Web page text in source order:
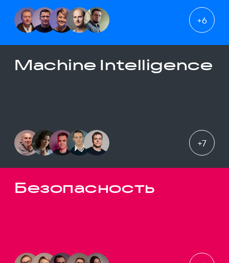
+6
Machine Intelligence
+7
Безопасность